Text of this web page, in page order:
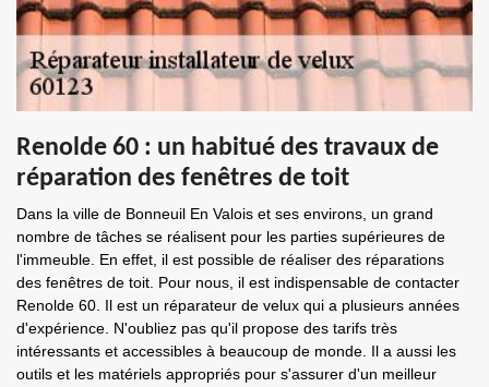
Renolde 60 : un habitué des travaux de
réparation des fenêtres de toit
Dans la ville de Bonneuil En Valois et ses environs, un grand
nombre de tâches se réalisent pour les parties supérieures de
l'immeuble. En effet, il est possible de réaliser des réparations
des fenêtres de toit. Pour nous, il est indispensable de contacter
Renolde 60. Il est un réparateur de velux qui a plusieurs années
d'expérience. N'oubliez pas qu'il propose des tarifs très
intéressants et accessibles à beaucoup de monde. Il a aussi les
outils et les matériels appropriés pour s'assurer d'un meilleur